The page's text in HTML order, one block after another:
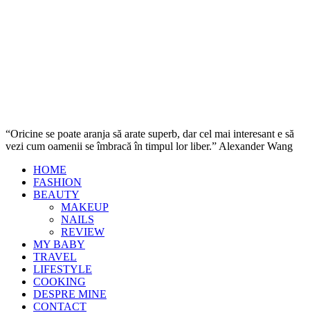
“Oricine se poate aranja să arate superb, dar cel mai interesant e să
vezi cum oamenii se îmbracă în timpul lor liber.” Alexander Wang
HOME
FASHION
BEAUTY
MAKEUP
NAILS
REVIEW
MY BABY
TRAVEL
LIFESTYLE
COOKING
DESPRE MINE
CONTACT